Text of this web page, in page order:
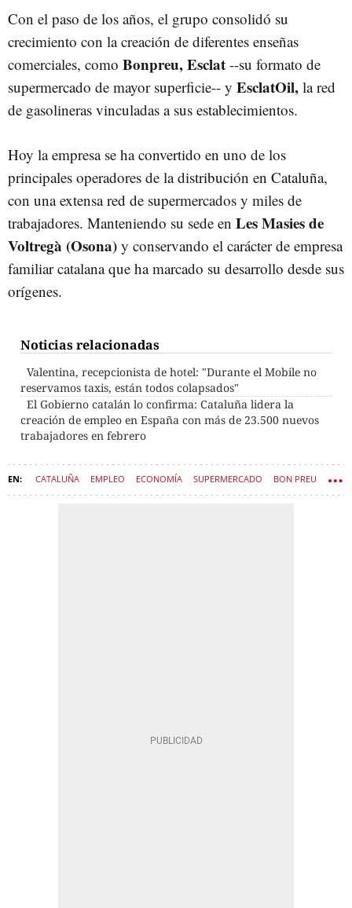
Con el paso de los años, el grupo consolidó su
crecimiento con la creación de diferentes enseñas
comerciales, como Bonpreu, Esclat --su formato de
supermercado de mayor superficie-- y EsclatOil, la red
de gasolineras vinculadas a sus establecimientos.
Hoy la empresa se ha convertido en uno de los
principales operadores de la distribución en Cataluña,
con una extensa red de supermercados y miles de
trabajadores. Manteniendo su sede en Les Masies de
Voltregà (Osona) y conservando el carácter de empresa
familiar catalana que ha marcado su desarrollo desde sus
orígenes.
Noticias relacionadas
Valentina, recepcionista de hotel: "Durante el Mobile no
reservamos taxis, están todos colapsados"
El Gobierno catalán lo confirma: Cataluña lidera la
creación de empleo en España con más de 23.500 nuevos
trabajadores en febrero
CATALUÑA EMPLEO ECONOMÍA SUPERMERCADO BON PREU